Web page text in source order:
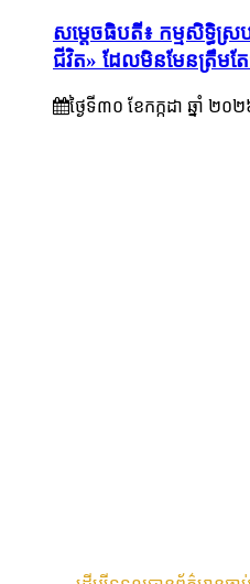
សម្តេចធិបតី៖ កម្មសិទ្ធិស្រ
ជីវិត» ដែលមិនមែនត្រឹមតែ
ថ្ងៃទី៣០ ខែ​កក្កដា ឆ្នាំ ២០២